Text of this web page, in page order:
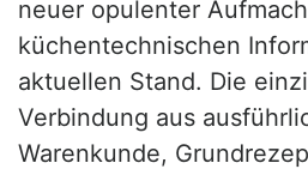
neuer opulenter
küchentechnischen
aktuellen Stand. Die
Verbindung aus
Warenkunde,